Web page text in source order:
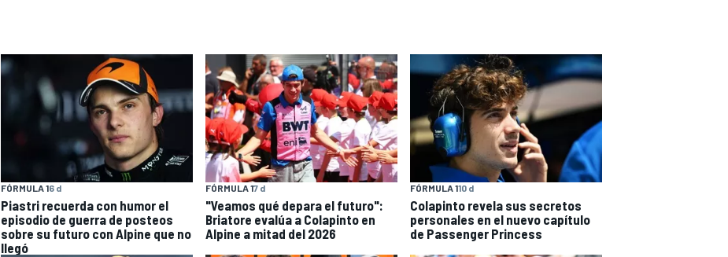
FÓRMULA 16 d
Piastri recuerda con humor el
episodio de guerra de posteos
sobre su futuro con Alpine que no
llegó
FÓRMULA 17 d
"Veamos qué depara el futuro":
Briatore evalúa a Colapinto en
Alpine a mitad del 2026
FÓRMULA 110 d
Colapinto revela sus secretos
personales en el nuevo capítulo
de Passenger Princess